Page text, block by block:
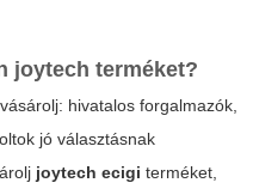
joytech terméket?
hivatalos forgalmazók,
jó választásnak
joytech ecigi terméket,